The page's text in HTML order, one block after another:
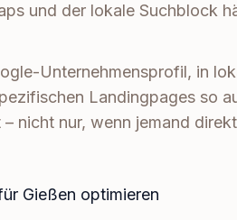
und der lokale Suchblock
Unternehmensprofil, in
Landingpages so
nicht nur, wenn jemand direkt
Gießen optimieren